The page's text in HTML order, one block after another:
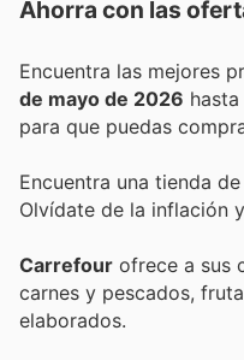
Ahorra con las
de mayo de 2026 hasta
para que puedas
Encuentra una tienda de
Olvídate de la inflación
Carrefour ofrece a sus
carnes y pescados,
elaborados.